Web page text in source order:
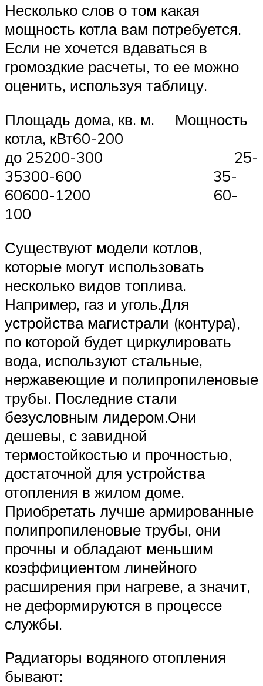
Несколько слов о том какая
мощность котла вам потребуется.
Если не хочется вдаваться в
громоздкие расчеты, то ее можно
оценить, используя таблицу.
Площадь дома, кв. м. Мощность
котла, кВт60-200
до 25200-300 25-
35300-600 35-
60600-1200 60-
100
Существуют модели котлов,
которые могут использовать
несколько видов топлива.
Например, газ и уголь.Для
устройства магистрали (контура),
по которой будет циркулировать
вода, используют стальные,
нержавеющие и полипропиленовые
трубы. Последние стали
безусловным лидером.Они
дешевы, с завидной
термостойкостью и прочностью,
достаточной для устройства
отопления в жилом доме.
Приобретать лучше армированные
полипропиленовые трубы, они
прочны и обладают меньшим
коэффициентом линейного
расширения при нагреве, а значит,
не деформируются в процессе
службы.
Радиаторы водяного отопления
бывают: